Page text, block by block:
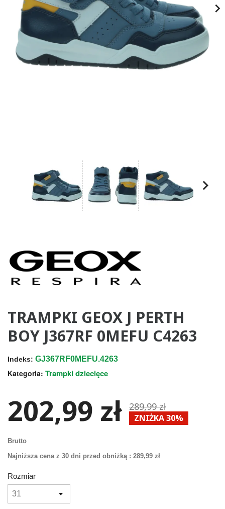

TRAMPKI GEOX J PERTH
BOY J367RF 0MEFU C4263
Indeks: GJ367RF0MEFU.4263
Kategoria: Trampki dziecięce
202,99 zł 289,99 zł
ZNIŻKA 30%
Brutto
Najniższa cena z 30 dni przed obniżką : 289,99 zł
Rozmiar